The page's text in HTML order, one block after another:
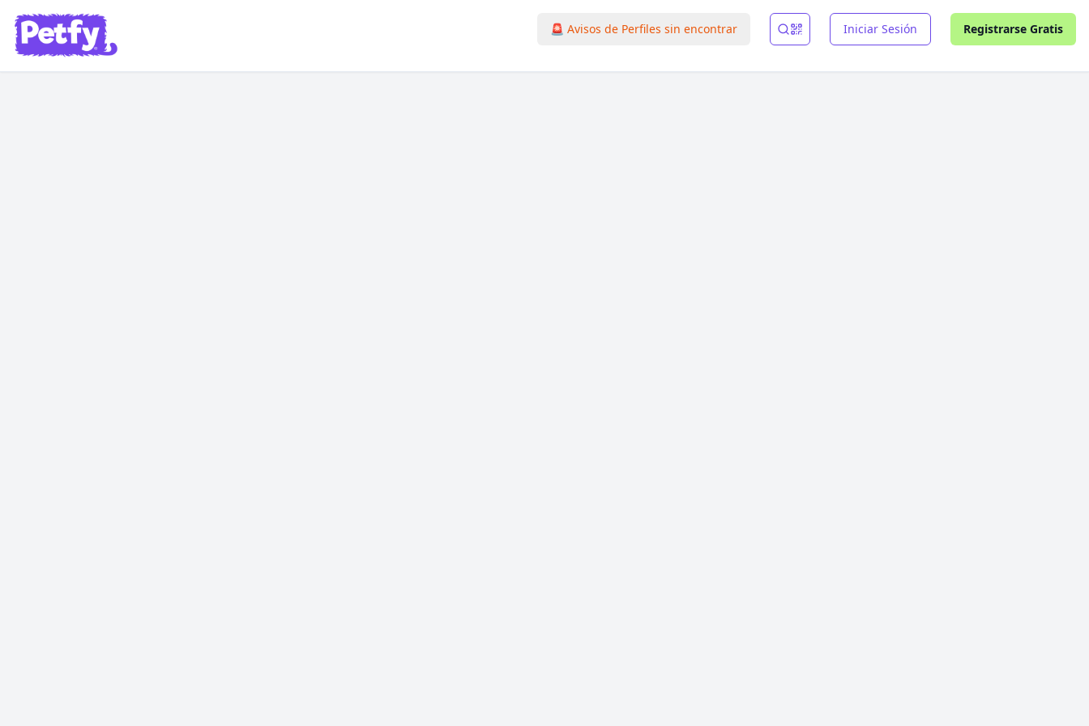
🚨 Avisos de Perfiles sin encontrar Iniciar Sesión Registrarse Gratis